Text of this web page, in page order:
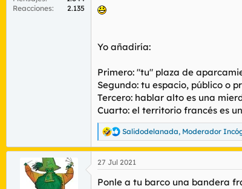
Reacciones
2.135
Yo añadiría:
Primero: "tu" plaza de
Segundo: tu espacio, público o
Tercero: hablar alto es una
Cuarto: el territorio francés es
R
e
c
i
Salidodelanada, Moderador
27 Jul 2021
Ponle a tu barco una bandera